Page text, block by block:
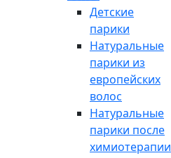
Детские
парики
Натуральные
парики из
европейских
волос
Натуральные
парики после
химиотерапии